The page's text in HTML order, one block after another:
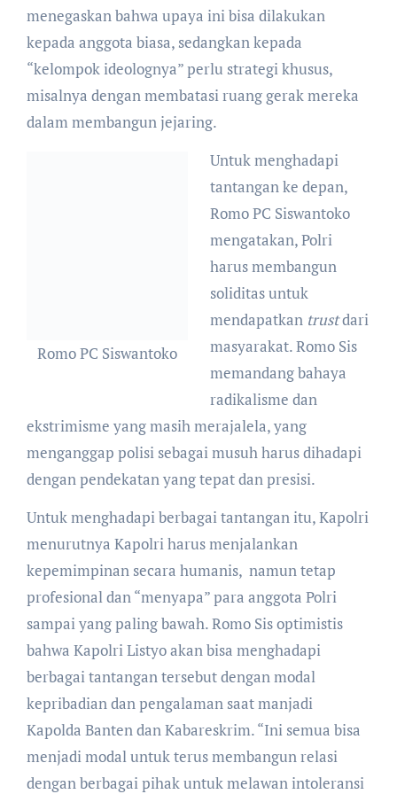
menegaskan bahwa upaya ini bisa dilakukan
kepada anggota biasa, sedangkan kepada
“kelompok ideolognya” perlu strategi khusus,
misalnya dengan membatasi ruang gerak mereka
dalam membangun jejaring.
Romo PC Siswantoko
Untuk menghadapi
tantangan ke depan,
Romo PC Siswantoko
mengatakan, Polri
harus membangun
soliditas untuk
mendapatkan trustdari
masyarakat. Romo Sis
memandang bahaya
radikalisme dan
ekstrimisme yang masih merajalela, yang
menganggap polisi sebagai musuh harus dihadapi
dengan pendekatan yang tepat dan presisi.
Untuk menghadapi berbagai tantangan itu, Kapolri
menurutnya Kapolri harus menjalankan
kepemimpinan secara humanis, namun tetap
profesional dan “menyapa” para anggota Polri
sampai yang paling bawah. Romo Sis optimistis
bahwa Kapolri Listyo akan bisa menghadapi
berbagai tantangan tersebut dengan modal
kepribadian dan pengalaman saat manjadi
Kapolda Banten dan Kabareskrim. “Ini semua bisa
menjadi modal untuk terus membangun relasi
dengan berbagai pihak untuk melawan intoleransi